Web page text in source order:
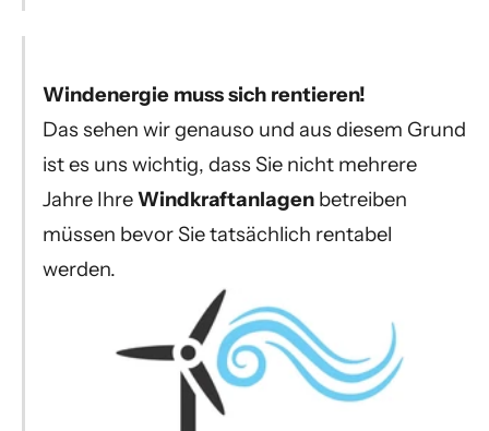
Windenergie muss sich rentieren!
Das sehen wir genauso und aus diesem Grund
ist es uns wichtig, dass Sie nicht mehrere
Jahre IhreWindkraftanlagen betreiben
müssen bevor Sie tatsächlich rentabel
werden.